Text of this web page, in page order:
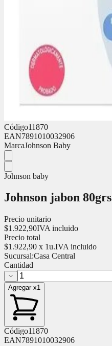
Código11870
EAN7891010032906
MarcaJohnson Baby
Johnson baby
Johnson jabon 80grs
Precio unitario
$1.922,90IVA incluido
Precio total
$1.922,90 x 1u.IVA incluido
Sucursal:Casa Central
Cantidad
Agregar x1
Código11870
EAN7891010032906